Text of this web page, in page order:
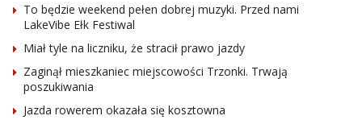
To będzie weekend pełen dobrej muzyki. Przed nami
LakeVibe Ełk Festiwal
Miał tyle na liczniku, że stracił prawo jazdy
Zaginął mieszkaniec miejscowości Trzonki. Trwają
poszukiwania
Jazda rowerem okazała się kosztowna